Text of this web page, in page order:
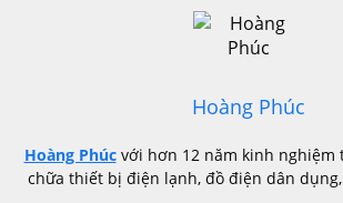
Hoàng Phúc
Hoàng Phúcvới hơn 12 năm kinh nghiệm
chữa thiết bị điện lạnh, đồ điện dân